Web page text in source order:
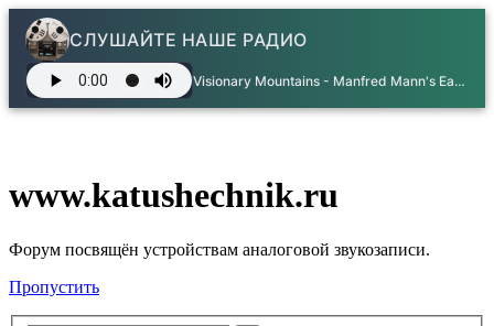
СЛУШАЙТЕ НАШЕ РАДИО
Visionary Mountains - Manfred Mann's Earth Band
www.katushechnik.ru
Форум посвящён устройствам аналоговой звукозаписи.
Пропустить